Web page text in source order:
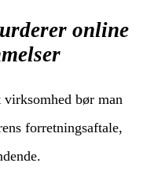
online
bør man
forretningsaftale,